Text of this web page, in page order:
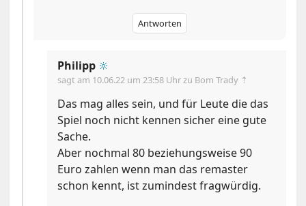
Antworten
Philipp 🔆
sagt am 10.06.22 um 23:58 Uhrzu Bom Trady ⇡
Das mag alles sein, und für Leute die das
Spiel noch nicht kennen sicher eine gute
Sache.
Aber nochmal 80 beziehungsweise 90
Euro zahlen wenn man das remaster
schon kennt, ist zumindest fragwürdig.